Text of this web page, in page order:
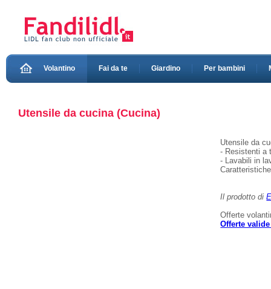
Volantino Fai da te Giardino Per bambini
Utensile da cucina (Cucina)
Utensile da
- Resistenti a
- Lavabili in
Caratteristiche
Il prodotto di
Offerte
Offerte